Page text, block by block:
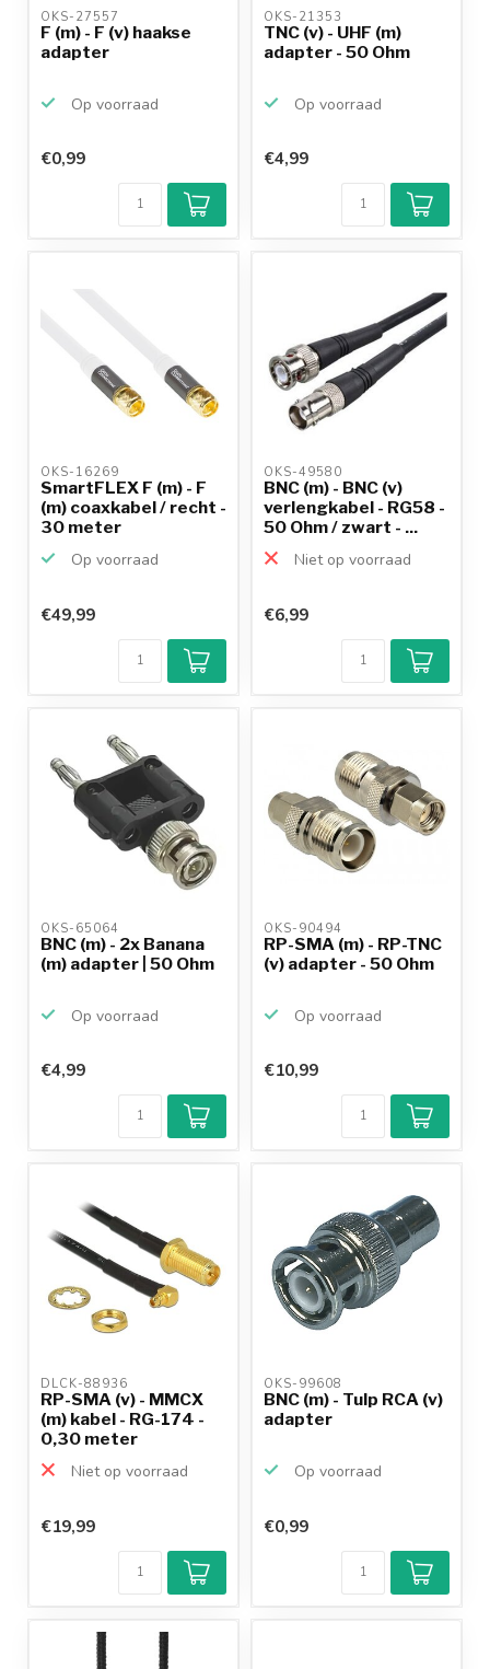
OKS-27557
F (m) - F (v) haakse
adapter
Op voorraad
€0,99
OKS-21353
TNC (v) - UHF (m)
adapter - 50 Ohm
Op voorraad
€4,99
OKS-16269
SmartFLEX F (m) - F
(m) coaxkabel / recht -
30 meter
Op voorraad
€49,99
OKS-49580
BNC (m) - BNC (v)
verlengkabel - RG58 -
50 Ohm / zwart - ...
Niet op voorraad
€6,99
OKS-65064
BNC (m) - 2x Banana
(m) adapter | 50 Ohm
Op voorraad
€4,99
OKS-90494
RP-SMA (m) - RP-TNC
(v) adapter - 50 Ohm
Op voorraad
€10,99
DLCK-88936
RP-SMA (v) - MMCX
(m) kabel - RG-174 -
0,30 meter
Niet op voorraad
€19,99
OKS-99608
BNC (m) - Tulp RCA (v)
adapter
Op voorraad
€0,99